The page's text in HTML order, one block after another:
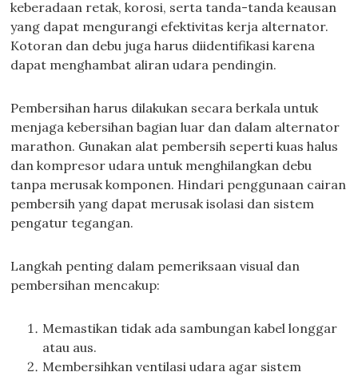
keberadaan retak, korosi, serta tanda-tanda keausan
yang dapat mengurangi efektivitas kerja alternator.
Kotoran dan debu juga harus diidentifikasi karena
dapat menghambat aliran udara pendingin.
Pembersihan harus dilakukan secara berkala untuk
menjaga kebersihan bagian luar dan dalam alternator
marathon. Gunakan alat pembersih seperti kuas halus
dan kompresor udara untuk menghilangkan debu
tanpa merusak komponen. Hindari penggunaan cairan
pembersih yang dapat merusak isolasi dan sistem
pengatur tegangan.
Langkah penting dalam pemeriksaan visual dan
pembersihan mencakup:
Memastikan tidak ada sambungan kabel longgar
atau aus.
Membersihkan ventilasi udara agar sistem